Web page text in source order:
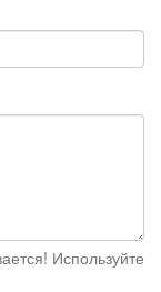
Используйте